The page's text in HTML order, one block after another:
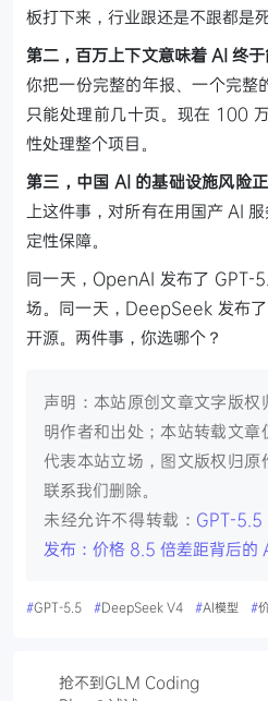
板打下来，行业跟还是不跟都是
第二，百万上下文意味着 AI 终于
你把一份完整的年报、一个完整
只能处理前几十页。现在 100
性处理整个项目。
第三，中国 AI 的基础设施风险
上这件事，对所有在用国产 AI
定性保障。
同一天，OpenAI 发布了 GPT-
场。同一天，DeepSeek 发布
开源。两件事，你选哪个？
声明：本站原创文章文字版
明作者和出处；本站转载文
代表本站立场，图文版权归
联系我们删除。
未经允许不得转载： GPT-
发布：价格 8.5 倍差距背后的
#GPT-5.5 #DeepSeek V4 #AI模型 #
抢不到GLM Coding